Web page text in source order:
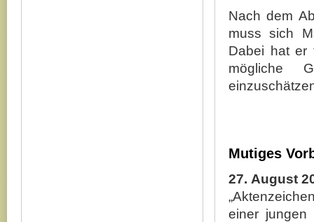
Nach dem
muss sich
Dabei hat er
mögliche
Mutiges
27. August
einer jungen